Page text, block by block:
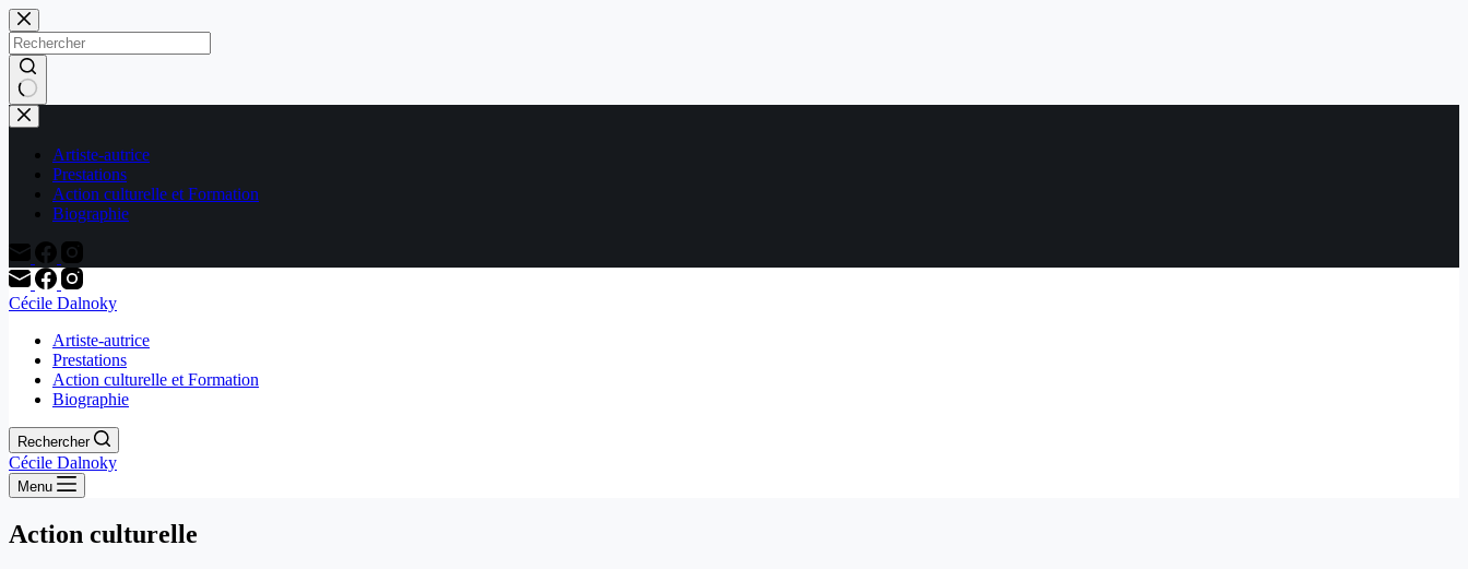
Passer
au
contenu
Aucun
résultat
Artiste-autrice
Prestations
Action culturelle et Formation
Biographie
Cécile Dalnoky
Artiste-autrice
Prestations
Action culturelle et Formation
Biographie
Rechercher
Cécile Dalnoky
Menu
Action culturelle